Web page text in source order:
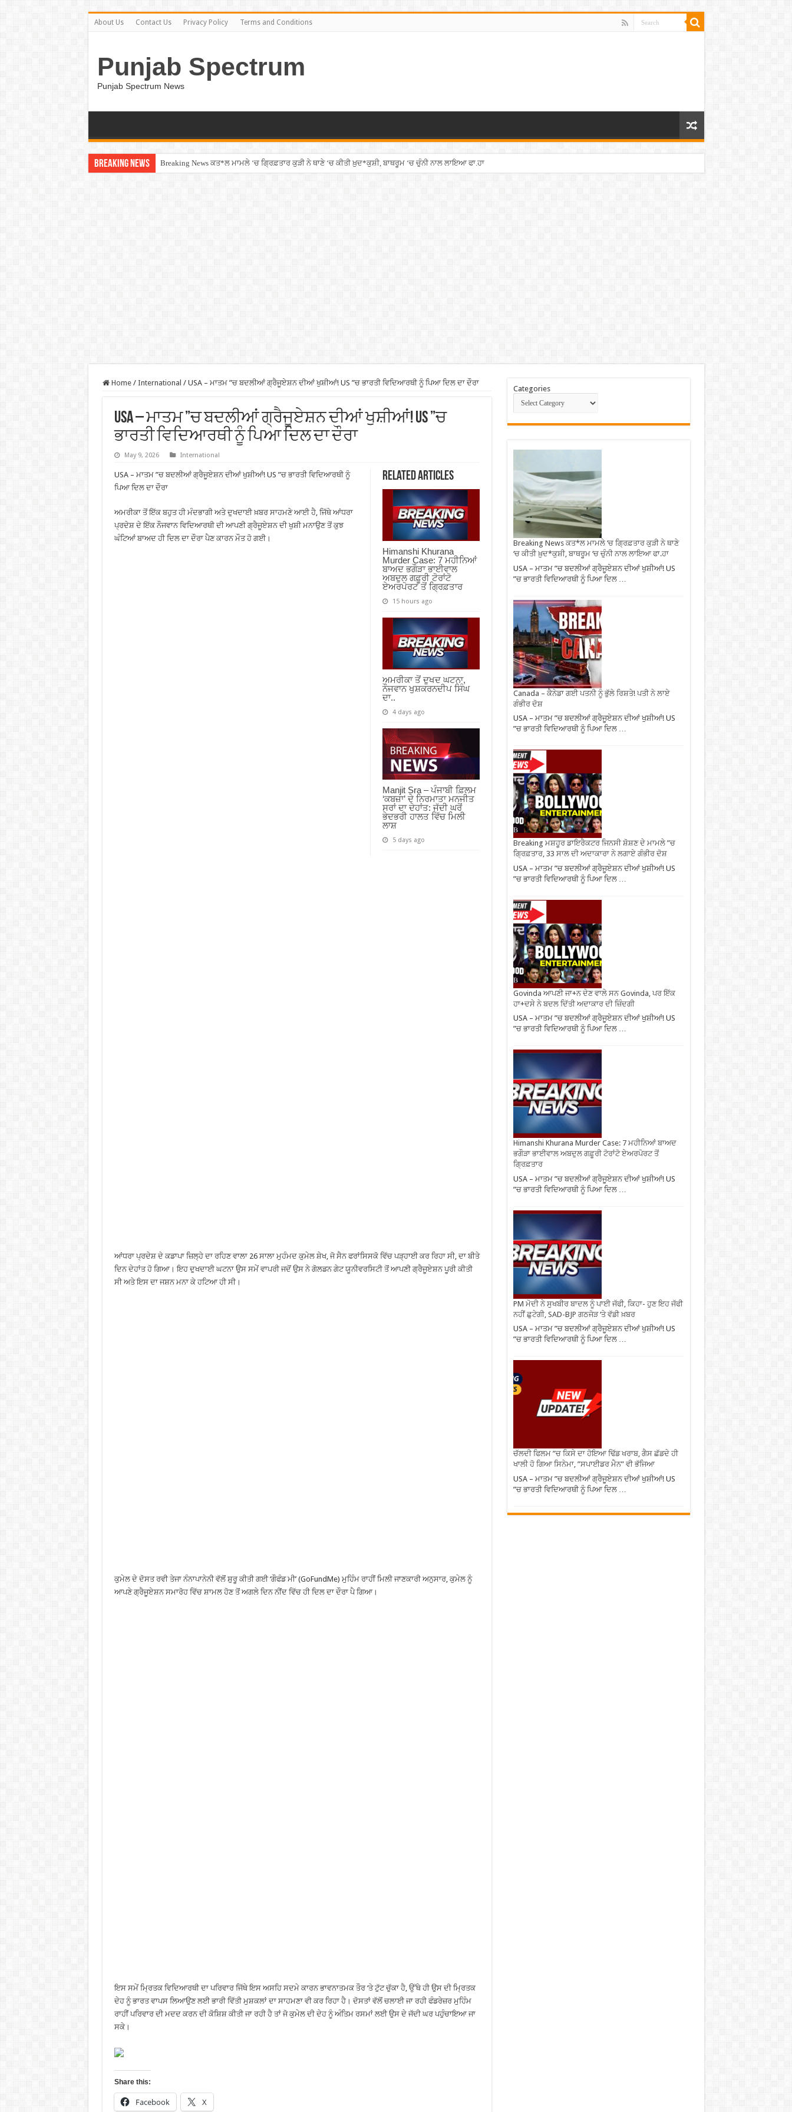
About Us Contact Us Privacy Policy Terms and Conditions
Punjab Spectrum
Punjab Spectrum News
Breaking News Breaking News ਕਤ*ਲ ਮਾਮਲੇ ‘ਚ ਗ੍ਰਿਫ਼ਤਾਰ ਕੁੜੀ ਨੇ ਥਾਣੇ ‘ਚ ਕੀਤੀ ਖ਼ੁਦ*ਕੁਸ਼ੀ, ਬਾਥਰੂਮ ‘ਚ ਚੁੰਨੀ ਨਾਲ ਲਾਇਆ ਫਾ.ਹਾ
Home / International / USA – ਮਾਤਮ ”ਚ ਬਦਲੀਆਂ ਗ੍ਰੈਜੂਏਸ਼ਨ ਦੀਆਂ ਖੁਸ਼ੀਆਂ! US ”ਚ ਭਾਰਤੀ ਵਿਦਿਆਰਥੀ ਨੂੰ ਪਿਆ ਦਿਲ ਦਾ ਦੌਰਾ
USA – ਮਾਤਮ ”ਚ ਬਦਲੀਆਂ ਗ੍ਰੈਜੂਏਸ਼ਨ ਦੀਆਂ ਖੁਸ਼ੀਆਂ! US ”ਚ
ਭਾਰਤੀ ਵਿਦਿਆਰਥੀ ਨੂੰ ਪਿਆ ਦਿਲ ਦਾ ਦੌਰਾ
May 9, 2026 International
Related Articles
Himanshi Khurana
Murder Case: 7 ਮਹੀਨਿਆਂ
ਬਾਅਦ ਭਗੌੜਾ ਭਾਈਵਾਲ
ਅਬਦੁਲ ਗਫ਼ੂਰੀ ਟੋਰਾਂਟੋ
ਏਅਰਪੋਰਟ ਤੋਂ ਗ੍ਰਿਫ਼ਤਾਰ
15 hours ago
ਅਮਰੀਕਾ ਤੋਂ ਦੁਖਦ ਘਟਨਾ,
ਨੌਜਵਾਨ ਖੁਸ਼ਕਰਨਦੀਪ ਸਿੰਘ
ਦਾ..
4 days ago
Manjit Sra – ਪੰਜਾਬੀ ਫ਼ਿਲਮ
‘ਕਬਜ਼ਾ’ ਦੇ ਨਿਰਮਾਤਾ ਮਨਜੀਤ
ਸਰਾਂ ਦਾ ਦੇਹਾਂਤ: ਜੱਦੀ ਘਰੋਂ
ਭੇਦਭਰੀ ਹਾਲਤ ਵਿੱਚ ਮਿਲੀ
ਲਾਸ਼
5 days ago
USA – ਮਾਤਮ ”ਚ ਬਦਲੀਆਂ ਗ੍ਰੈਜੂਏਸ਼ਨ ਦੀਆਂ ਖੁਸ਼ੀਆਂ! US ”ਚ ਭਾਰਤੀ ਵਿਦਿਆਰਥੀ ਨੂੰ
ਪਿਆ ਦਿਲ ਦਾ ਦੌਰਾ
ਅਮਰੀਕਾ ਤੋਂ ਇੱਕ ਬਹੁਤ ਹੀ ਮੰਦਭਾਗੀ ਅਤੇ ਦੁਖਦਾਈ ਖ਼ਬਰ ਸਾਹਮਣੇ ਆਈ ਹੈ, ਜਿੱਥੇ ਆਂਧਰਾ
ਪ੍ਰਦੇਸ਼ ਦੇ ਇੱਕ ਨੌਜਵਾਨ ਵਿਦਿਆਰਥੀ ਦੀ ਆਪਣੀ ਗ੍ਰੈਜੂਏਸ਼ਨ ਦੀ ਖੁਸ਼ੀ ਮਨਾਉਣ ਤੋਂ ਕੁਝ
ਘੰਟਿਆਂ ਬਾਅਦ ਹੀ ਦਿਲ ਦਾ ਦੌਰਾ ਪੈਣ ਕਾਰਨ ਮੌਤ ਹੋ ਗਈ।
ਆਂਧਰਾ ਪ੍ਰਦੇਸ਼ ਦੇ ਕਡਾਪਾ ਜ਼ਿਲ੍ਹੇ ਦਾ ਰਹਿਣ ਵਾਲਾ 26 ਸਾਲਾ ਮੁਹੰਮਦ ਕੁਮੇਲ ਸ਼ੇਖ, ਜੋ ਸੈਨ ਫਰਾਂਸਿਸਕੋ ਵਿੱਚ ਪੜ੍ਹਾਈ ਕਰ ਰਿਹਾ ਸੀ, ਦਾ ਬੀਤੇ
ਦਿਨ ਦੇਹਾਂਤ ਹੋ ਗਿਆ। ਇਹ ਦੁਖਦਾਈ ਘਟਨਾ ਉਸ ਸਮੇਂ ਵਾਪਰੀ ਜਦੋਂ ਉਸ ਨੇ ਗੋਲਡਨ ਗੇਟ ਯੂਨੀਵਰਸਿਟੀ ਤੋਂ ਆਪਣੀ ਗ੍ਰੈਜੂਏਸ਼ਨ ਪੂਰੀ ਕੀਤੀ
ਸੀ ਅਤੇ ਇਸ ਦਾ ਜਸ਼ਨ ਮਨਾ ਕੇ ਹਟਿਆ ਹੀ ਸੀ।
ਕੁਮੇਲ ਦੇ ਦੋਸਤ ਰਵੀ ਤੇਜਾ ਨੰਨਾਪਾਨੇਨੀ ਵੱਲੋਂ ਸ਼ੁਰੂ ਕੀਤੀ ਗਈ ‘ਗੌਫੰਡ ਮੀ’ (GoFundMe) ਮੁਹਿੰਮ ਰਾਹੀਂ ਮਿਲੀ ਜਾਣਕਾਰੀ ਅਨੁਸਾਰ, ਕੁਮੇਲ ਨੂੰ
ਆਪਣੇ ਗ੍ਰੈਜੂਏਸ਼ਨ ਸਮਾਰੋਹ ਵਿੱਚ ਸ਼ਾਮਲ ਹੋਣ ਤੋਂ ਅਗਲੇ ਦਿਨ ਨੀਂਦ ਵਿੱਚ ਹੀ ਦਿਲ ਦਾ ਦੌਰਾ ਪੈ ਗਿਆ।
ਇਸ ਸਮੇਂ ਮ੍ਰਿਤਕ ਵਿਦਿਆਰਥੀ ਦਾ ਪਰਿਵਾਰ ਜਿੱਥੇ ਇਸ ਅਸਹਿ ਸਦਮੇ ਕਾਰਨ ਭਾਵਨਾਤਮਕ ਤੌਰ ‘ਤੇ ਟੁੱਟ ਚੁੱਕਾ ਹੈ, ਉੱਥੇ ਹੀ ਉਸ ਦੀ ਮ੍ਰਿਤਕ
ਦੇਹ ਨੂੰ ਭਾਰਤ ਵਾਪਸ ਲਿਆਉਣ ਲਈ ਭਾਰੀ ਵਿੱਤੀ ਮੁਸ਼ਕਲਾਂ ਦਾ ਸਾਹਮਣਾ ਵੀ ਕਰ ਰਿਹਾ ਹੈ। ਦੋਸਤਾਂ ਵੱਲੋਂ ਚਲਾਈ ਜਾ ਰਹੀ ਫੰਡਰੇਜ਼ਰ ਮੁਹਿੰਮ
ਰਾਹੀਂ ਪਰਿਵਾਰ ਦੀ ਮਦਦ ਕਰਨ ਦੀ ਕੋਸ਼ਿਸ਼ ਕੀਤੀ ਜਾ ਰਹੀ ਹੈ ਤਾਂ ਜੋ ਕੁਮੇਲ ਦੀ ਦੇਹ ਨੂੰ ਅੰਤਿਮ ਰਸਮਾਂ ਲਈ ਉਸ ਦੇ ਜੱਦੀ ਘਰ ਪਹੁੰਚਾਇਆ ਜਾ
ਸਕੇ।
Share this:
Facebook X
Categories
Breaking News ਕਤ*ਲ ਮਾਮਲੇ ‘ਚ ਗ੍ਰਿਫ਼ਤਾਰ ਕੁੜੀ ਨੇ ਥਾਣੇ
‘ਚ ਕੀਤੀ ਖ਼ੁਦ*ਕੁਸ਼ੀ, ਬਾਥਰੂਮ ‘ਚ ਚੁੰਨੀ ਨਾਲ ਲਾਇਆ ਫਾ.ਹਾ
USA – ਮਾਤਮ ”ਚ ਬਦਲੀਆਂ ਗ੍ਰੈਜੂਏਸ਼ਨ ਦੀਆਂ ਖੁਸ਼ੀਆਂ! US
”ਚ ਭਾਰਤੀ ਵਿਦਿਆਰਥੀ ਨੂੰ ਪਿਆ ਦਿਲ …
Canada – ਕੈਨੇਡਾ ਗਈ ਪਤਨੀ ਨੂੰ ਭੁੱਲੇ ਰਿਸ਼ਤੇ! ਪਤੀ ਨੇ ਲਾਏ
ਗੰਭੀਰ ਦੋਸ਼
USA – ਮਾਤਮ ”ਚ ਬਦਲੀਆਂ ਗ੍ਰੈਜੂਏਸ਼ਨ ਦੀਆਂ ਖੁਸ਼ੀਆਂ! US
”ਚ ਭਾਰਤੀ ਵਿਦਿਆਰਥੀ ਨੂੰ ਪਿਆ ਦਿਲ …
Breaking ਮਸ਼ਹੂਰ ਡਾਇਰੈਕਟਰ ਜਿਨਸੀ ਸ਼ੋਸ਼ਣ ਦੇ ਮਾਮਲੇ ”ਚ
ਗ੍ਰਿਫ਼ਤਾਰ, 33 ਸਾਲ ਦੀ ਅਦਾਕਾਰਾ ਨੇ ਲਗਾਏ ਗੰਭੀਰ ਦੋਸ਼
USA – ਮਾਤਮ ”ਚ ਬਦਲੀਆਂ ਗ੍ਰੈਜੂਏਸ਼ਨ ਦੀਆਂ ਖੁਸ਼ੀਆਂ! US
”ਚ ਭਾਰਤੀ ਵਿਦਿਆਰਥੀ ਨੂੰ ਪਿਆ ਦਿਲ …
Govinda ਆਪਣੀ ਜਾ+ਨ ਦੇਣ ਵਾਲੇ ਸਨ Govinda, ਪਰ ਇੱਕ
ਹਾ+ਦਸੇ ਨੇ ਬਦਲ ਦਿੱਤੀ ਅਦਾਕਾਰ ਦੀ ਜ਼ਿੰਦਗੀ
USA – ਮਾਤਮ ”ਚ ਬਦਲੀਆਂ ਗ੍ਰੈਜੂਏਸ਼ਨ ਦੀਆਂ ਖੁਸ਼ੀਆਂ! US
”ਚ ਭਾਰਤੀ ਵਿਦਿਆਰਥੀ ਨੂੰ ਪਿਆ ਦਿਲ …
Himanshi Khurana Murder Case: 7 ਮਹੀਨਿਆਂ ਬਾਅਦ
ਭਗੌੜਾ ਭਾਈਵਾਲ ਅਬਦੁਲ ਗਫ਼ੂਰੀ ਟੋਰਾਂਟੋ ਏਅਰਪੋਰਟ ਤੋਂ
ਗ੍ਰਿਫ਼ਤਾਰ
USA – ਮਾਤਮ ”ਚ ਬਦਲੀਆਂ ਗ੍ਰੈਜੂਏਸ਼ਨ ਦੀਆਂ ਖੁਸ਼ੀਆਂ! US
”ਚ ਭਾਰਤੀ ਵਿਦਿਆਰਥੀ ਨੂੰ ਪਿਆ ਦਿਲ …
PM ਮੋਦੀ ਨੇ ਸੁਖਬੀਰ ਬਾਦਲ ਨੂੰ ਪਾਈ ਜੱਫੀ, ਕਿਹਾ- ਹੁਣ ਇਹ ਜੱਫੀ
ਨਹੀਂ ਛੁਟੇਗੀ, SAD-BJP ਗਠਜੋੜ ‘ਤੇ ਵੱਡੀ ਖ਼ਬਰ
USA – ਮਾਤਮ ”ਚ ਬਦਲੀਆਂ ਗ੍ਰੈਜੂਏਸ਼ਨ ਦੀਆਂ ਖੁਸ਼ੀਆਂ! US
”ਚ ਭਾਰਤੀ ਵਿਦਿਆਰਥੀ ਨੂੰ ਪਿਆ ਦਿਲ …
ਚੱਲਦੀ ਫਿਲਮ ”ਚ ਕਿਸੇ ਦਾ ਹੋਇਆ ਢਿੱਡ ਖਰਾਬ, ਗੈਸ ਛੱਡਦੇ ਹੀ
ਖਾਲੀ ਹੋ ਗਿਆ ਸਿਨੇਮਾ, ”ਸਪਾਈਡਰ ਮੈਨ” ਵੀ ਭੱਜਿਆ
USA – ਮਾਤਮ ”ਚ ਬਦਲੀਆਂ ਗ੍ਰੈਜੂਏਸ਼ਨ ਦੀਆਂ ਖੁਸ਼ੀਆਂ! US
”ਚ ਭਾਰਤੀ ਵਿਦਿਆਰਥੀ ਨੂੰ ਪਿਆ ਦਿਲ …